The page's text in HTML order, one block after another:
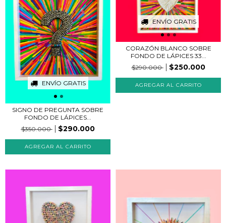
ENVÍO GRATIS
SIGNO DE PREGUNTA SOBRE
FONDO DE LÁPICES...
$350.000
$290.000
ENVÍO GRATIS
CORAZÓN BLANCO SOBRE
FONDO DE LÁPICES 33...
$290.000
$250.000